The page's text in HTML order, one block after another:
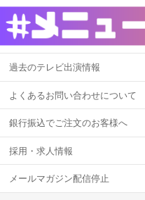
過去のテレビ出演情報
よくあるお問い合わせについて
銀行振込でご注文のお客様へ
採用・求人情報
メールマガジン配信停止